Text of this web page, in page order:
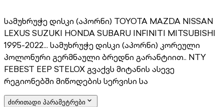
სამუხრუჭე დისკი (აპორნი) TOYOTA MAZDA NISSAN
LEXUS SUZUKI HONDA SUBARU INFINITI MITSUBISHI
1995-2022... სამუხრუჭე დისკი (აპორნი) კორეული
პოლონური გერმნაული ბრედნი გარანტიით.. NTY
FEBEST EEP STELOX გვაქვს მიტანის ასევე
რეგიონებში მიწოდების სერვისი სა
ძირითადი პარამეტრები